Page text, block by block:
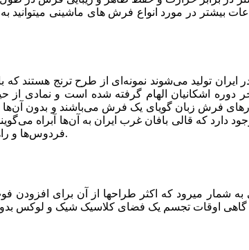
ایران تولید می‌شوند نمونه‌ای از طرح ترنج هستند
دوره اشکانیان الهام گرفته شده است و نمادی
فرش زبان گویای یک فرش می‌باشند و بدون آن‌ها
که قالی بافان غرب ایران به آن‌ها آبراه
فردوس‌ها و راهی که ظاهرا در کنار تمام باغ‌ها وجود داشته است.
میرود که اکثر طراح­ها از آن برای افزودن فوت